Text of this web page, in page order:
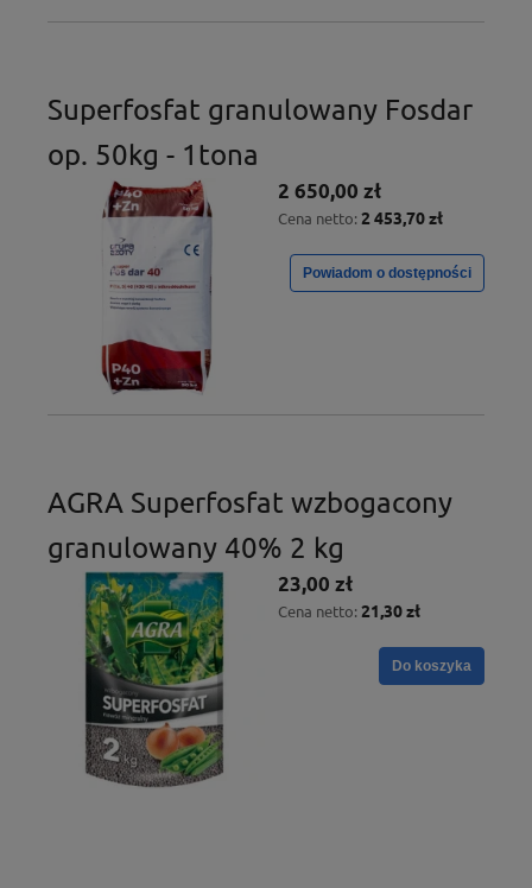
Superfosfat granulowany Fosdar
op. 50kg - 1tona
2 650,00 zł
Cena netto: 2 453,70 zł
Powiadom o dostępności
AGRA Superfosfat wzbogacony
granulowany 40% 2 kg
23,00 zł
Cena netto: 21,30 zł
Do koszyka